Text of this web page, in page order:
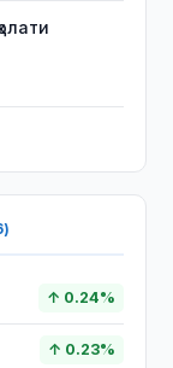
↑ 0.24%
↑ 0.23%